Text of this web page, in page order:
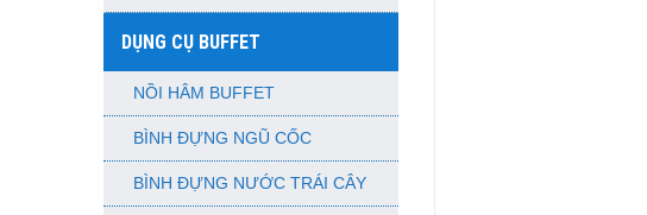
DỤNG CỤ BUFFET
NỒI HÂM BUFFET
BÌNH ĐỰNG NGŨ CỐC
BÌNH ĐỰNG NƯỚC TRÁI CÂY